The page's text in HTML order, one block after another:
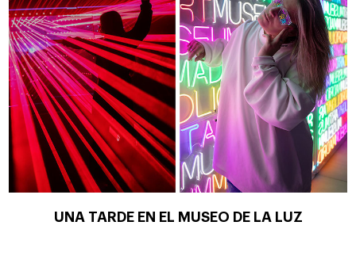
UNA TARDE EN EL MUSEO DE LA LUZ